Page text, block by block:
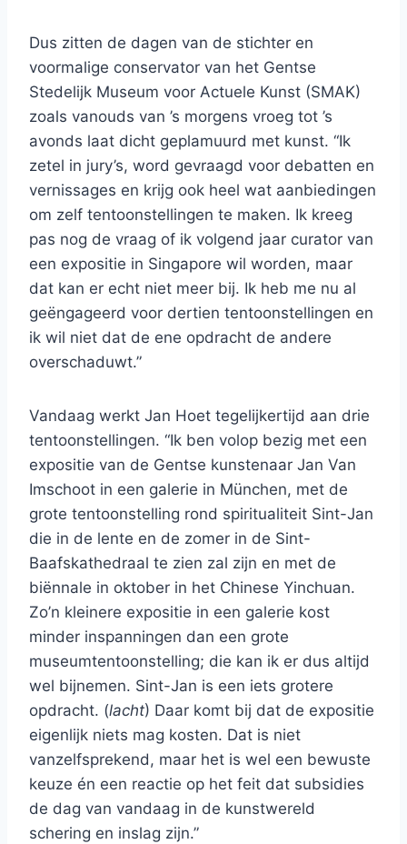
Dus zitten de dagen van de stichter en
voormalige conservator van het Gentse
Stedelijk Museum voor Actuele Kunst (SMAK)
zoals vanouds van ’s morgens vroeg tot ’s
avonds laat dicht geplamuurd met kunst. “Ik
zetel in jury’s, word gevraagd voor debatten en
vernissages en krijg ook heel wat aanbiedingen
om zelf tentoonstellingen te maken. Ik kreeg
pas nog de vraag of ik volgend jaar curator van
een expositie in Singapore wil worden, maar
dat kan er echt niet meer bij. Ik heb me nu al
geëngageerd voor dertien tentoonstellingen en
ik wil niet dat de ene opdracht de andere
overschaduwt.”
Vandaag werkt Jan Hoet tegelijkertijd aan drie
tentoonstellingen. “Ik ben volop bezig met een
expositie van de Gentse kunstenaar Jan Van
Imschoot in een galerie in München, met de
grote tentoonstelling rond spiritualiteit Sint-Jan
die in de lente en de zomer in de Sint-
Baafskathedraal te zien zal zijn en met de
biënnale in oktober in het Chinese Yinchuan.
Zo’n kleinere expositie in een galerie kost
minder inspanningen dan een grote
museumtentoonstelling; die kan ik er dus altijd
wel bijnemen. Sint-Jan is een iets grotere
opdracht. (lacht) Daar komt bij dat de expositie
eigenlijk niets mag kosten. Dat is niet
vanzelfsprekend, maar het is wel een bewuste
keuze én een reactie op het feit dat subsidies
de dag van vandaag in de kunstwereld
schering en inslag zijn.”